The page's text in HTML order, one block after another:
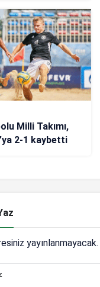
Milli Takımı,
2-1 kaybetti
yayınlanmayacak.